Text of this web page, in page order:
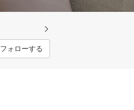
フォローする